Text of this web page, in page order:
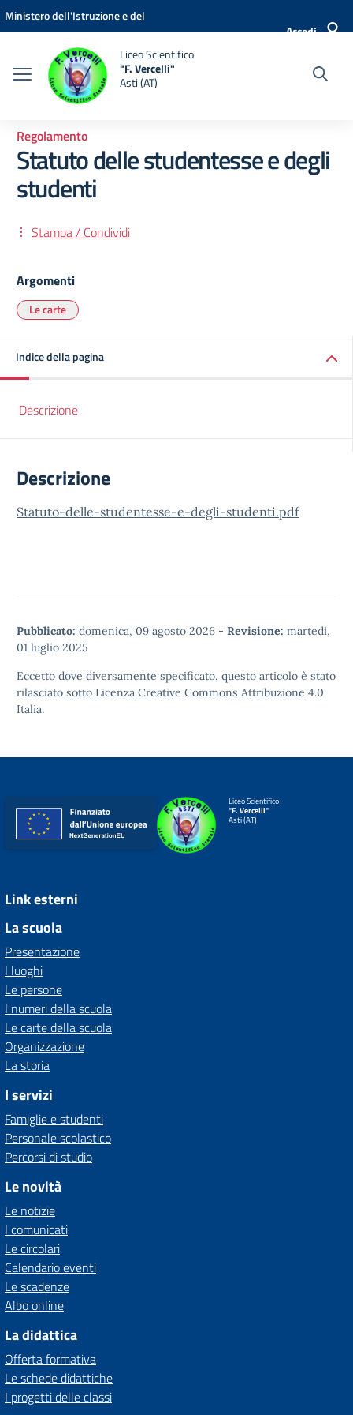
Vai ai contenuti
Vai al menu di navigazione
Vai al footer
Ministero dell'Istruzione e del
Accedi
Liceo Scientifico
"F. Vercelli"
Asti (AT)
Regolamento
Statuto delle studentesse e degli
studenti
Stampa / Condividi
Argomenti
Le carte
Indice della pagina
Descrizione
Descrizione
Statuto-delle-studentesse-e-degli-studenti.pdf
Pubblicato: domenica, 09 agosto 2026 - Revisione: martedì,
01 luglio 2025
Eccetto dove diversamente specificato, questo articolo è stato
rilasciato sotto Licenza Creative Commons Attribuzione 4.0
Italia.
Liceo Scientifico
"F. Vercelli"
Asti (AT)
Link esterni
La scuola
Presentazione
I luoghi
Le persone
I numeri della scuola
Le carte della scuola
Organizzazione
La storia
I servizi
Famiglie e studenti
Personale scolastico
Percorsi di studio
Le novità
Le notizie
I comunicati
Le circolari
Calendario eventi
Le scadenze
Albo online
La didattica
Offerta formativa
Le schede didattiche
I progetti delle classi